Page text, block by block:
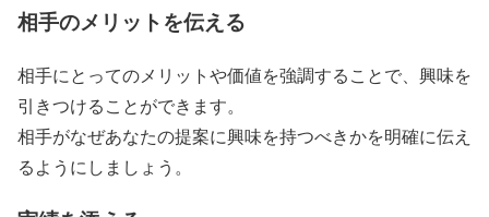
相手のメリットを伝える
相手にとってのメリットや価値を強調することで、興味を
引きつけることができます。
相手がなぜあなたの提案に興味を持つべきかを明確に伝え
るようにしましょう。